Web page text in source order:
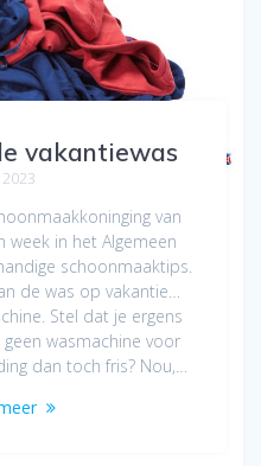
vakantiewas
van
week in het Algemeen
schoonmaaktips.
de was op vakantie…
Stel dat je ergens
wasmachine voor
dan toch fris? Nou,…